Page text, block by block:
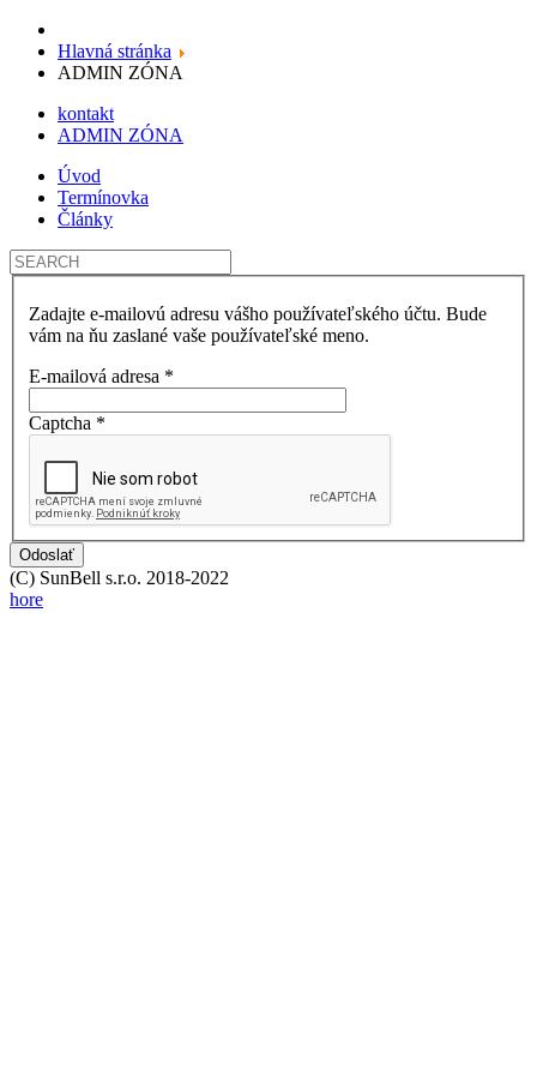
Hlavná stránka
ADMIN ZÓNA
kontakt
ADMIN ZÓNA
Úvod
Termínovka
Články
Zadajte e-mailovú adresu vášho používateľského účtu. Bude
vám na ňu zaslané vaše používateľské meno.
E-mailová adresa *
Captcha *
Odoslať
(C) SunBell s.r.o. 2018-2022
hore